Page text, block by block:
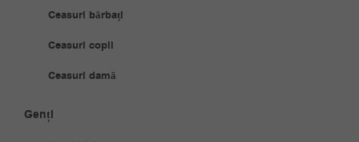
Ceasuri bărbați
Ceasuri copii
Ceasuri damă
Genți